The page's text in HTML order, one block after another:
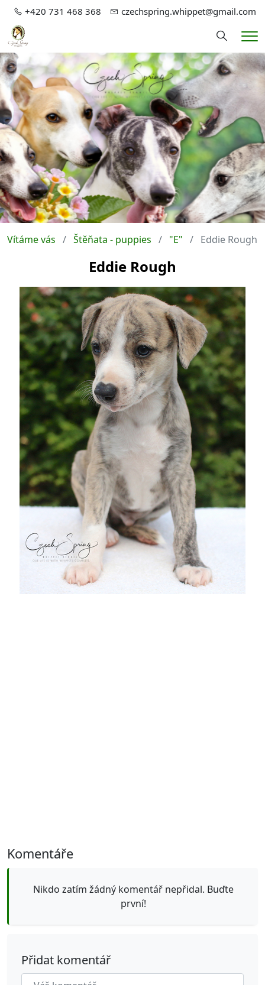
+420 731 468 368 czechspring.whippet@gmail.com
Hledání
Vítáme vás Štěňata - puppies "E" Eddie Rough
Eddie Rough
Komentáře
Nikdo zatím žádný komentář nepřidal. Buďte
první!
Přidat komentář